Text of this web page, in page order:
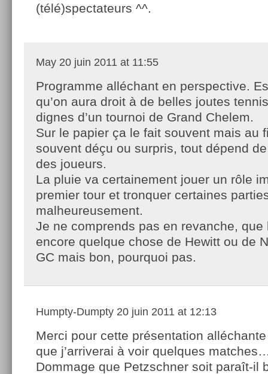
(télé)spectateurs ^^.
May 20 juin 2011 at 11:55
Programme alléchant en perspective.
qu’on aura droit à de belles joutes
dignes d’un tournoi de Grand Chelem.
Sur le papier ça le fait souvent mais au
souvent déçu ou surpris, tout dépend
des joueurs.
La pluie va certainement jouer un rôle
premier tour et tronquer certaines
malheureusement.
Je ne comprends pas en revanche, que
encore quelque chose de Hewitt ou de
GC mais bon, pourquoi pas.
Humpty-Dumpty 20 juin 2011 at 12:13
Merci pour cette présentation alléchante
que j’arriverai à voir quelques
Dommage que Petzschner soit paraît-il